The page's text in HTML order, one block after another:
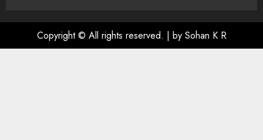
Copyright © All rights reserved. | by Sohan K R